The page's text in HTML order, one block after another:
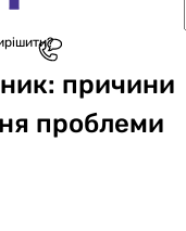
причини
проблеми